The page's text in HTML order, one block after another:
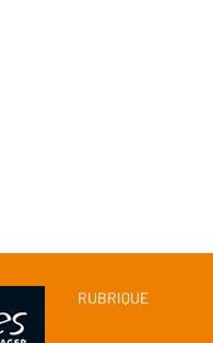
RUBRIQUE